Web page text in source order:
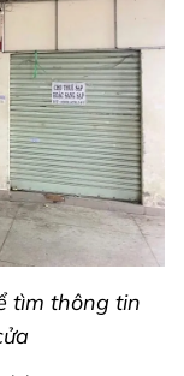
tìm thông tin